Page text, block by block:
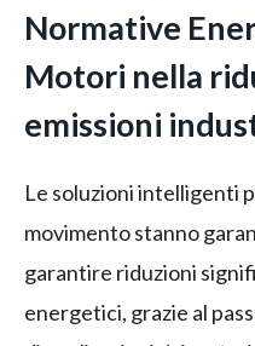
Normative
Motori nella
emissioni
Le soluzioni intelligenti
movimento stanno
garantire riduzioni
energetici, grazie al